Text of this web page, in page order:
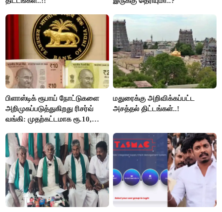
பிளாஸ்டிக் ரூபாய் நோட்டுகளை
அறிமுகப்படுத்துகிறது ரிசர்வ்
வங்கி: முதற்கட்டமாக ரூ.10,
மதுரைக்கு அறிவிக்கப்பட்ட
அசத்தல் திட்டங்கள்..!